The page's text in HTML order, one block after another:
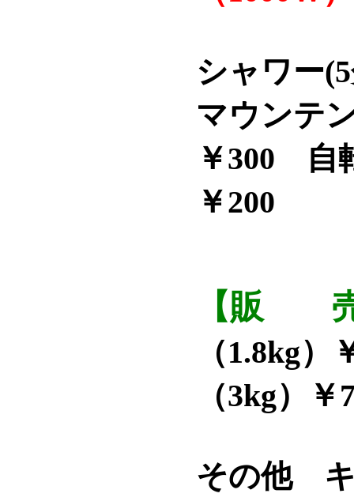
シャワー
マウンテ
￥300 自
￥200
【販
（1.8kg）
（3kg）
￥
その他 キ